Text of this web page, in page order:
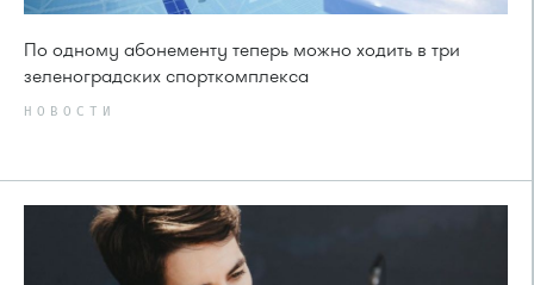
По одному абонементу теперь можно ходить в три
зеленоградских спорткомплекса
НОВОСТИ